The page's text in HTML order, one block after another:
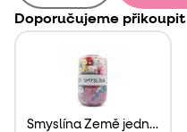
Doporučujeme přikoupit
Smyslína Země jednorožců